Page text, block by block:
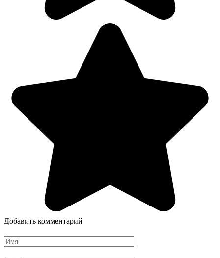
Добавить комментарий
Имя